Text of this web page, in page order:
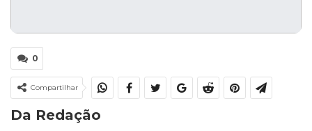
0
Compartilhar
Da Redação